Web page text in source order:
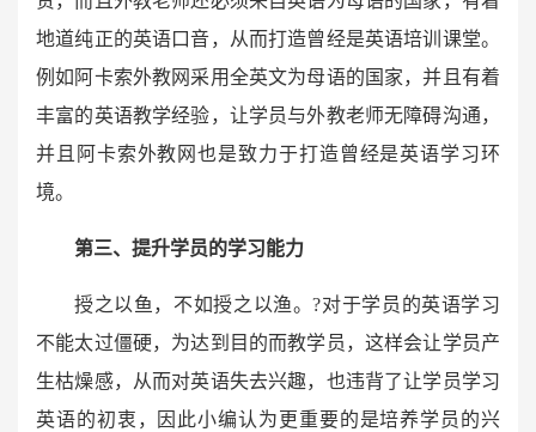
地道纯正的英语口音，从而打造曾经是英语培训课堂。
例如阿卡索外教网采用全英文为母语的国家，并且有着
丰富的英语教学经验，让学员与外教老师无障碍沟通，
并且阿卡索外教网也是致力于打造曾经是英语学习环
境。
第三、提升学员的学习能力
授之以鱼，不如授之以渔。?对于学员的英语学习
不能太过僵硬，为达到目的而教学员，这样会让学员产
生枯燥感，从而对英语失去兴趣，也违背了让学员学习
英语的初衷，因此小编认为更重要的是培养学员的兴